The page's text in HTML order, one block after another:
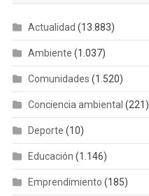
Actualidad (13.883)
Ambiente (1.037)
Comunidades (1.520)
Conciencia ambiental (221)
Deporte (10)
Educación (1.146)
Emprendimiento (185)